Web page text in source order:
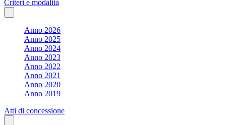
Criteri e modalità
Anno 2026
Anno 2025
Anno 2024
Anno 2023
Anno 2022
Anno 2021
Anno 2020
Anno 2019
Atti di concessione